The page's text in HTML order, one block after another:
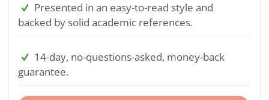
Presented in an easy-to-read style and
backed by solid academic references.
14-day, no-questions-asked, money-back
guarantee.